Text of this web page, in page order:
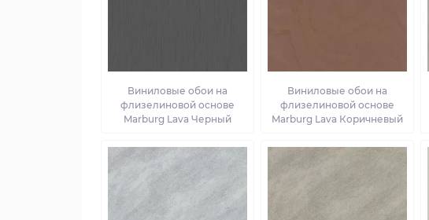
Виниловые обои на
флизелиновой основе
Marburg Lava Черный
Виниловые обои на
флизелиновой основе
Marburg Lava Коричневый